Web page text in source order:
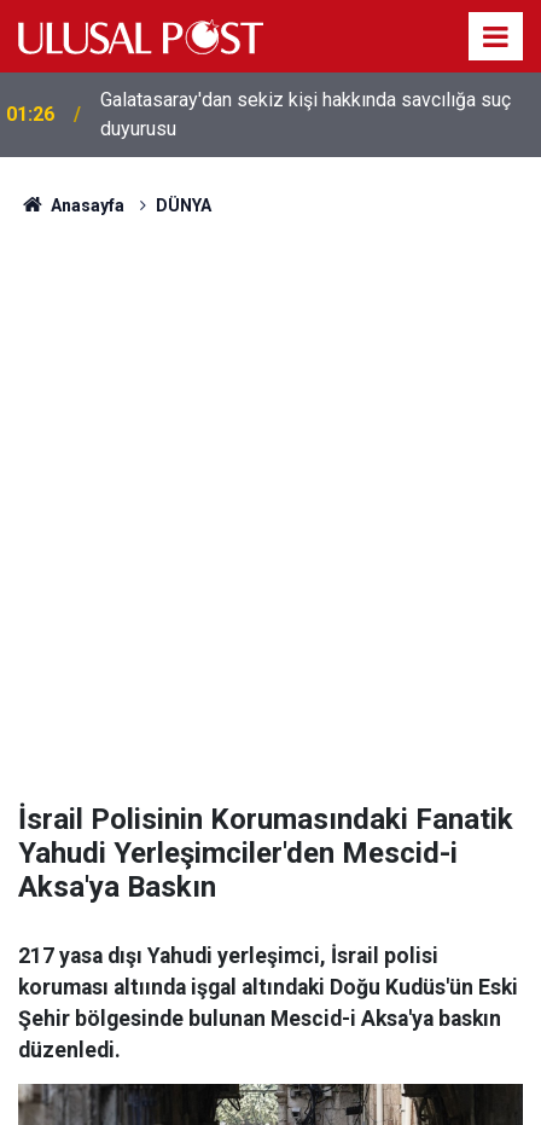
01:26
Galatasaray'dan sekiz kişi hakkında savcılığa suç
duyurusu
Anasayfa DÜNYA
İsrail Polisinin Korumasındaki Fanatik
Yahudi Yerleşimciler'den Mescid-i
Aksa'ya Baskın
217 yasa dışı Yahudi yerleşimci, İsrail polisi
koruması altıında işgal altındaki Doğu Kudüs'ün Eski
Şehir bölgesinde bulunan Mescid-i Aksa'ya baskın
düzenledi.